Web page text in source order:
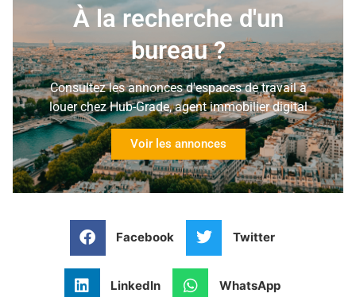
À la recherche d'un
bureau ?
Consultez les annonces d'espaces de travail à
louer chez Hub-Grade, agent immobilier digital
Voir les annonces
Facebook Twitter
LinkedIn WhatsApp